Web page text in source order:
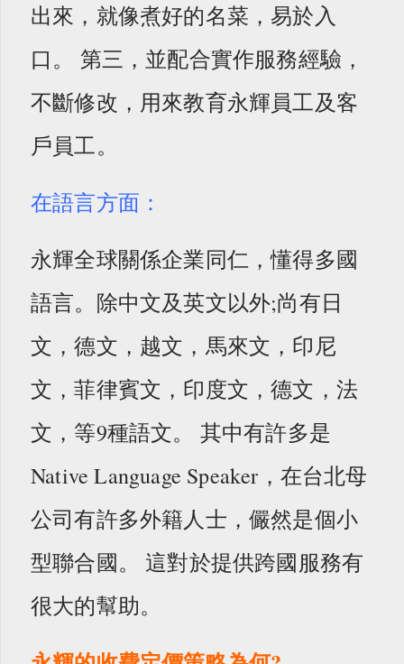
出來，就像煮好的名菜，易於入
口。 第三，並配合實作服務經驗，
不斷修改，用來教育永輝員工及客
戶員工。
在語言方面：
永輝全球關係企業同仁，懂得多國
語言。除中文及英文以外;尚有日
文，德文，越文，馬來文，印尼
文，菲律賓文，印度文，德文，法
文，等9種語文。 其中有許多是
Native Language Speaker，在台北母
公司有許多外籍人士，儼然是個小
型聯合國。 這對於提供跨國服務有
很大的幫助。